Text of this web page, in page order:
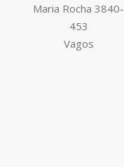
Maria Rocha 3840-
453
Vagos